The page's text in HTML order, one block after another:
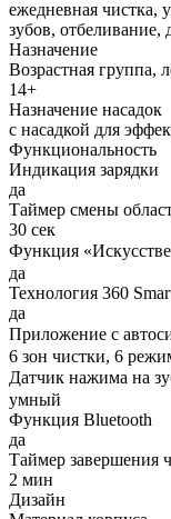
ежедневная чистка,
зубов, отбеливание,
Назначение
Возрастная группа,
14+
Назначение насадок
с насадкой для
Функциональность
Индикация зарядки
да
Таймер смены
30 сек
Функция
да
Технология 360
да
Приложение с
6 зон чистки, 6
Датчик нажима на
умный
Функция Bluetooth
да
Таймер завершения
2 мин
Дизайн